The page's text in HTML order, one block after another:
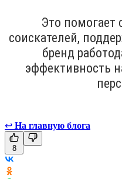
Это помогает
соискателей,
бренд
эффективность
↩ На главную блога
8